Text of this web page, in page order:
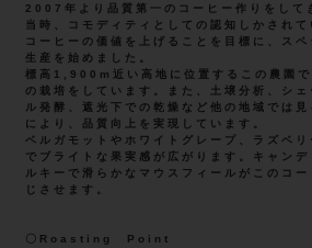
2007年より品質第一のコーヒー作りをして
当時、コモディティとしての認知しかされ
コーヒーの価値を上げることを目標に、ス
生産を始めました。
標高1,900m近い高地に位置するこの農園で
の栽培をしています。また、土壌分析、シェ
ル発酵、遮光下での乾燥など他の地域では
により、品質向上を実現しています。
ベルガモットやホワイトグレープ、ラズベ
でブライトな果実感が広がります。キャン
ルキーで滑らかなマウスフィールがこのコ
じさせます。
〇Roasting Point